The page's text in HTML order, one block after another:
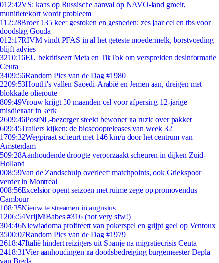
012:42VS: kans op Russische aanval op NAVO-land groeit,
munitietekort wordt probleem
112:28Broer 135 keer gestoken en gesneden: zes jaar cel en tbs voor
doodslag Gouda
012:17RIVM vindt PFAS in al het geteste moedermelk, borstvoeding
blijft advies
3210:16EU bekritiseert Meta en TikTok om verspreiden desinformatie
Ceuta
3409:56Random Pics van de Dag #1980
2209:53Houthi's vallen Saoedi-Arabië en Jemen aan, dreigen met
blokkade olieroute
809:49Vrouw krijgt 30 maanden cel voor afpersing 12-jarige
misdienaar in kerk
2609:46PostNL-bezorger steekt bewoner na ruzie over pakket
609:45Trailers kijken: de bioscoopreleases van week 32
1709:32Wegpiraat scheurt met 146 km/u door het centrum van
Amsterdam
509:28Aanhoudende droogte veroorzaakt scheuren in dijken Zuid-
Holland
008:59Van de Zandschulp overleeft matchpoints, ook Griekspoor
verder in Montreal
008:56Excelsior opent seizoen met ruime zege op promovendus
Cambuur
108:35Nieuw te streamen in augustus
1206:54VrijMiBabes #316 (not very sfw!)
304:46Niewiadoma profiteert van pokerspel en grijpt geel op Ventoux
3500:07Random Pics van de Dag #1979
2618:47Italië hindert reizigers uit Spanje na migratiecrisis Ceuta
2418:31Vier aanhoudingen na doodsbedreiging burgemeester Depla
van Breda